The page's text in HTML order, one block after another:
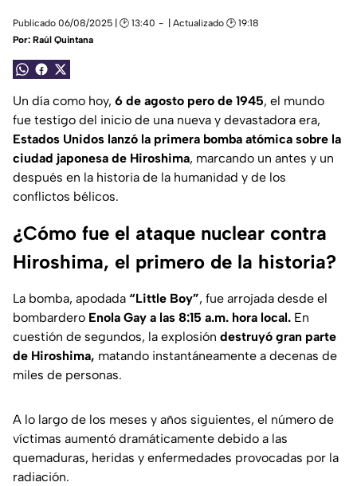
Publicado 06/08/2025 | 🕑 13:40
| Actualizado 🕑 19:18
Por: Raúl Quintana
Un día como hoy, 6 de agosto pero de 1945, el mundo
fue testigo del inicio de una nueva y devastadora era,
Estados Unidos lanzó la primera bomba atómica sobre la
ciudad japonesa de Hiroshima, marcando un antes y un
después en la historia de la humanidad y de los
conflictos bélicos.
¿Cómo fue el ataque nuclear contra
Hiroshima, el primero de la historia?
La bomba, apodada “Little Boy”, fue arrojada desde el
bombardero Enola Gay a las 8:15 a.m. hora local. En
cuestión de segundos, la explosión destruyó gran parte
de Hiroshima, matando instantáneamente a decenas de
miles de personas.
A lo largo de los meses y años siguientes, el número de
víctimas aumentó dramáticamente debido a las
quemaduras, heridas y enfermedades provocadas por la
radiación.